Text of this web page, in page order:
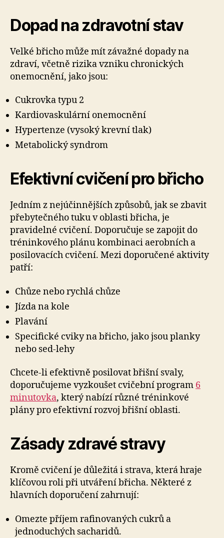
Dopad na zdravotní stav
Velké břicho může mít závažné dopady na
zdraví, včetně rizika vzniku chronických
onemocnění, jako jsou:
Cukrovka typu 2
Kardiovaskulární onemocnění
Hypertenze (vysoký krevní tlak)
Metabolický syndrom
Efektivní cvičení pro břicho
Jedním z nejúčinnějších způsobů, jak se zbavit
přebytečného tuku v oblasti břicha, je
pravidelné cvičení. Doporučuje se zapojit do
tréninkového plánu kombinaci aerobních a
posilovacích cvičení. Mezi doporučené aktivity
patří:
Chůze nebo rychlá chůze
Jízda na kole
Plavání
Specifické cviky na břicho, jako jsou planky
nebo sed-lehy
Chcete-li efektivně posilovat břišní svaly,
doporučujeme vyzkoušet cvičební program 6
minutovka, který nabízí různé tréninkové
plány pro efektivní rozvoj břišní oblasti.
Zásady zdravé stravy
Kromě cvičení je důležitá i strava, která hraje
klíčovou roli při utváření břicha. Některé z
hlavních doporučení zahrnují:
Omezte příjem rafinovaných cukrů a
jednoduchých sacharidů.